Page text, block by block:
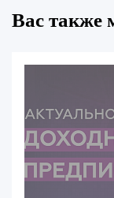
Вас также